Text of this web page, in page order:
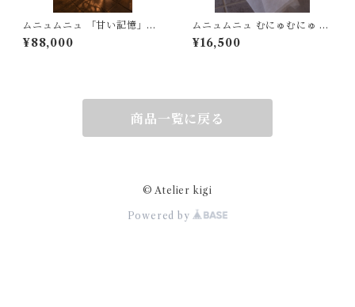
ムニュムニュ 「甘い記憶」ナ
ポレオン シェルフ
¥88,000
ムニュムニュ むにゅむにゅ 掛
時計 時計 クローク モロッカン
シャビー
¥16,500
商品一覧に戻る
© Atelier kigi
Powered by